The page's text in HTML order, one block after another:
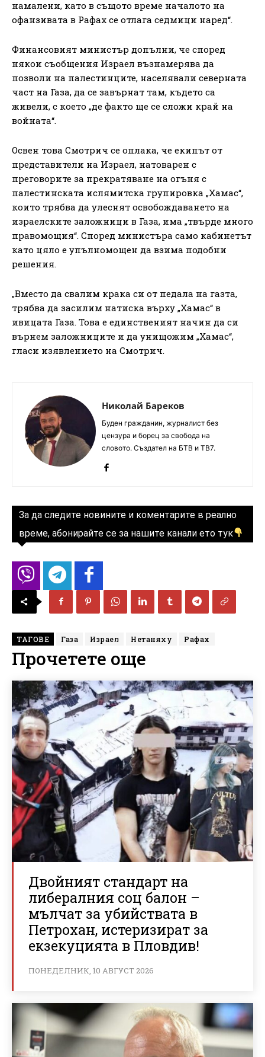
намалени, като в същото време началото на
офанзивата в Рафах се отлага седмици наред“.
Финансовият министър допълни, че според
някои съобщения Израел възнамерява да
позволи на палестинците, населявали северната
част на Газа, да се завърнат там, където са
живели, с което „де факто ще се сложи край на
войната“.
Освен това Смотрич се оплака, че екипът от
представители на Израел, натоварен с
преговорите за прекратяване на огъня с
палестинската ислямитска групировка „Хамас“,
които трябва да улеснят освобождаването на
израелските заложници в Газа, има „твърде много
правомощия“. Според министъра само кабинетът
като цяло е упълномощен да взима подобни
решения.
„Вместо да свалим крака си от педала на газта,
трябва да засилим натиска върху „Хамас“ в
ивицата Газа. Това е единственият начин да си
върнем заложниците и да унищожим „Хамас“,
гласи изявлението на Смотрич.
Николай Бареков
Буден гражданин, журналист без
цензура и борец за свобода на
словото. Създател на БТВ и ТВ7.
За да следите новините и коментарите в реално
време, абонирайте се за нашите канали ето тук
ТАГОВЕ Газа Израел Нетаняху Рафах
Прочетете още
Двойният стандарт на
либералния соц балон –
мълчат за убийствата в
Петрохан, истеризират за
екзекуцията в Пловдив!
ПОНЕДЕЛНИК, 10 АВГУСТ 2026